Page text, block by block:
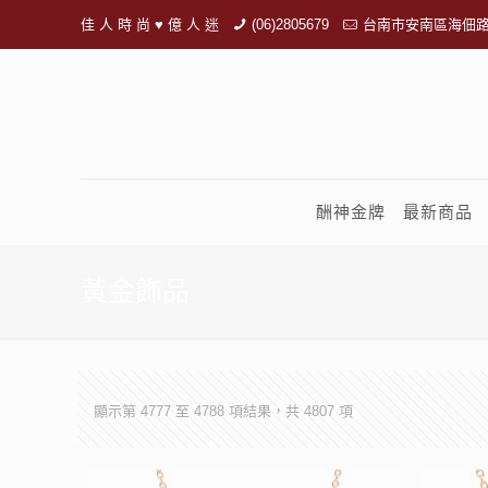
佳 人 時 尚 ♥ 億 人 迷 (06)2805679 台南市安南區海佃
酬神金牌 最新商品
顯示第 4777 至 4788 項結果，共 4807 項